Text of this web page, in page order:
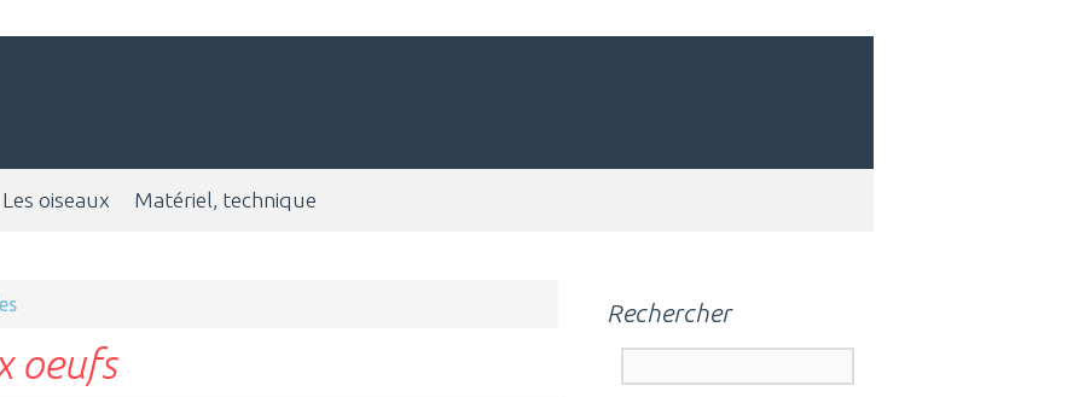
Les oiseaux Matériel, technique
oeufs
Rechercher